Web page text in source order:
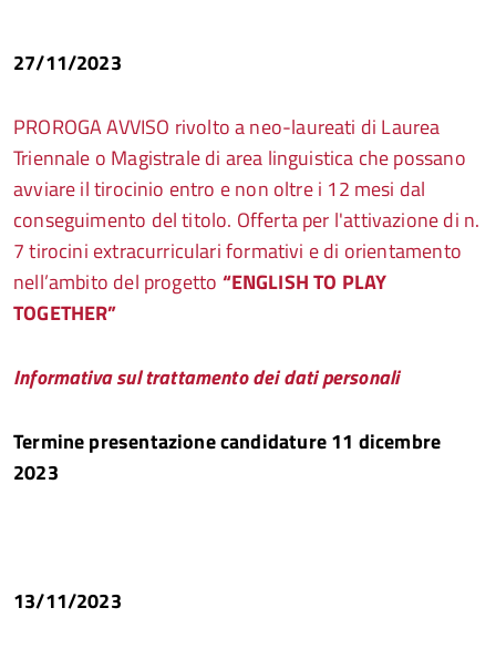
27/11/2023
PROROGA AVVISO rivolto a neo-laureati di Laurea
Triennale o Magistrale di area linguistica che possano
avviare il tirocinio entro e non oltre i 12 mesi dal
conseguimento del titolo. Offerta per l'attivazione di n.
7 tirocini extracurriculari formativi e di orientamento
nell’ambito del progetto “ENGLISH TO PLAY
TOGETHER”
Informativa sul trattamento dei dati personali
Termine presentazione candidature 11 dicembre
2023
13/11/2023